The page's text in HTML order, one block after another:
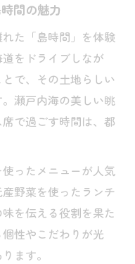
カフェの選び方
の島カフェ散歩
元の温かみと食文
上島町の魅力とは
で味わう島時間
島町カフェガイ
ぐりのすすめ
間の魅力
た「島時間」を体験
をドライブしなが
で、その土地らしい
瀬戸内海の美しい眺
で過ごす時間は、都
ったメニューが人気
野菜を使ったランチ
を伝える役割を果た
性やこだわりが光
ます。